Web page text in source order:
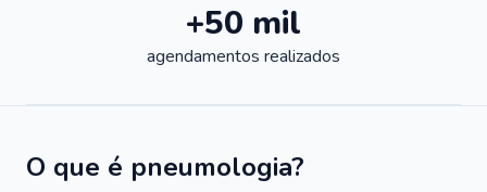
+50 mil
agendamentos realizados
O que é pneumologia?